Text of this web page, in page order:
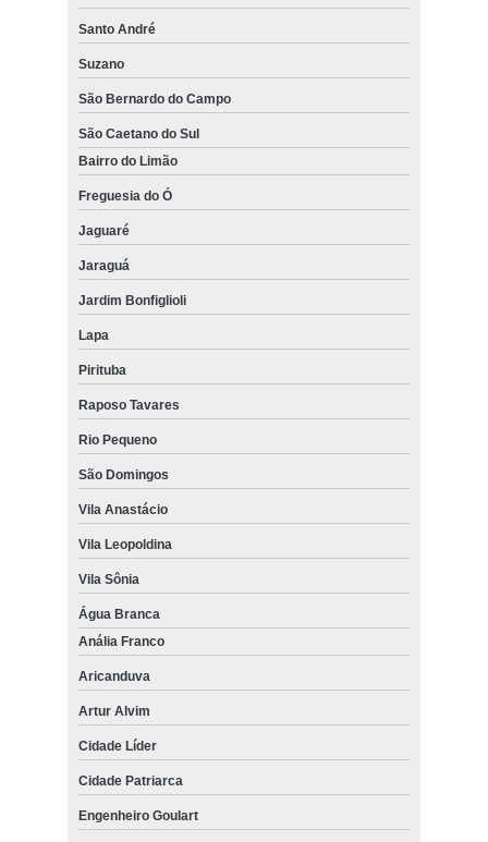
Santo André
Suzano
São Bernardo do Campo
São Caetano do Sul
Bairro do Limão
Freguesia do Ó
Jaguaré
Jaraguá
Jardim Bonfiglioli
Lapa
Pirituba
Raposo Tavares
Rio Pequeno
São Domingos
Vila Anastácio
Vila Leopoldina
Vila Sônia
Água Branca
Anália Franco
Aricanduva
Artur Alvim
Cidade Líder
Cidade Patriarca
Engenheiro Goulart